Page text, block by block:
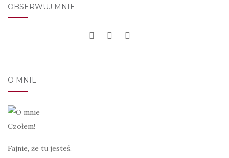
OBSERWUJ MNIE
O MNIE
Czołem!
Fajnie, że tu jesteś.